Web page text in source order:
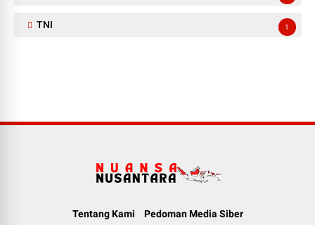
TNI 1
Tentang Kami Pedoman Media Siber